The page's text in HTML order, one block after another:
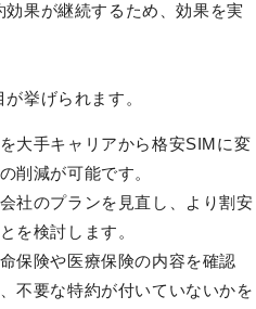
果が継続するため、効果を実
挙げられます。
大手キャリアから格安SIMに変
削減が可能です。
社のプランを見直し、より割安
を検討します。
保険や医療保険の内容を確認
不要な特約が付いていないかを